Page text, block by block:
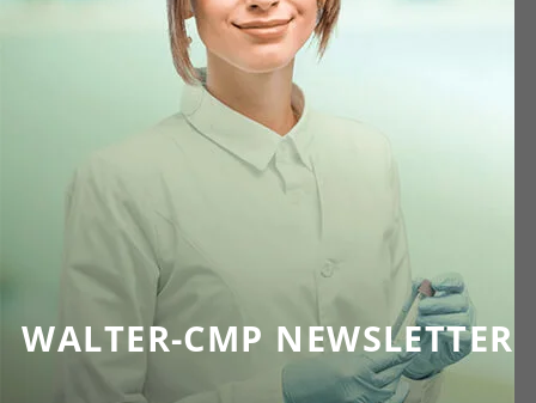
WALTER-CMP NEWSLETTER